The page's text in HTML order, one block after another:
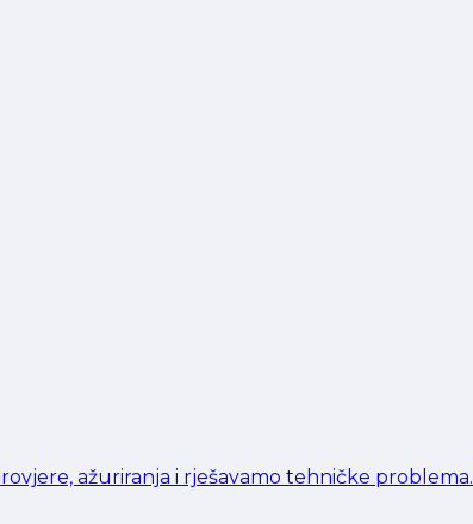
ažuriranja i rješavamo tehničke problema.